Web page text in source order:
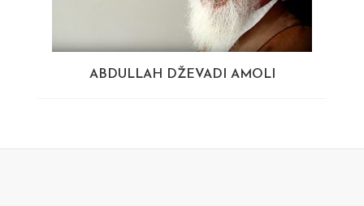
ABDULLAH DŽEVADI AMOLI